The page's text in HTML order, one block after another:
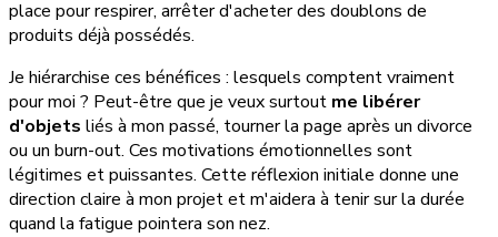
place pour respirer, arrêter d'acheter des doublons de
produits déjà possédés.
Je hiérarchise ces bénéfices : lesquels comptent vraiment
pour moi ? Peut-être que je veux surtout me libérer
d'objets liés à mon passé, tourner la page après un divorce
ou un burn-out. Ces motivations émotionnelles sont
légitimes et puissantes. Cette réflexion initiale donne une
direction claire à mon projet et m'aidera à tenir sur la durée
quand la fatigue pointera son nez.